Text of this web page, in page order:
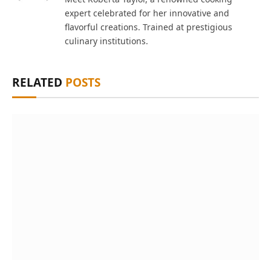
expert celebrated for her innovative and
flavorful creations. Trained at prestigious
culinary institutions.
RELATED POSTS